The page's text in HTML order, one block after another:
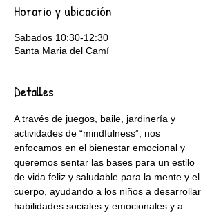
Horario y ubicación
Sabados 10:30-12:30
Santa Maria del Camí
Detalles
A través de juegos, baile, jardinería y
actividades de “mindfulness”, nos
enfocamos en el bienestar emocional y
queremos sentar las bases para un estilo
de vida feliz y saludable para la mente y el
cuerpo, ayudando a los niños a desarrollar
habilidades sociales y emocionales y a